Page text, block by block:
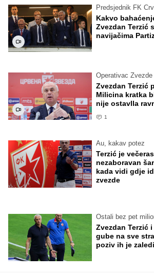
Predsjednik FK
Kakvo
Zvezdan Terzić
navijačima
Operativac
Zvezdan Terzić
Milicina kratka
nije ostavlla
1
Au, kakav potez
Terzić je
nezaboravan
kada vidi gdje
zvezde
Ostali bez pet
Zvezdan Terzić
gube na sve
poziv ih je